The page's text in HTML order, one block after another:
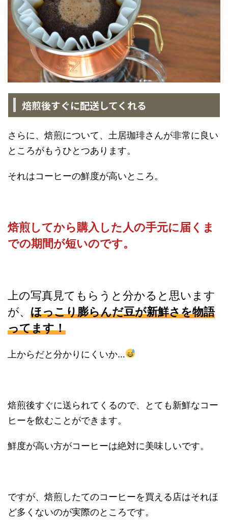
焙煎後すぐに配送してくれる
さらに、焙煎について、土居珈琲さんが非常に良い
ところがもうひとつあります。
それはコーヒーの鮮度が高いところ。
焙煎してから購入した人の手元に届くま
での期間が短いのです。
上の写真見てもらうと分かると思います
が、 ほっこり膨らんだ豆が新鮮さを物語
ってます！
上からだと分かりにくいか…
焙煎後すぐに送られてくるので、とても新鮮なコー
ヒーを飲むことができます。
鮮度が高い方がコーヒーは絶対に美味しいです。
ですが、焙煎したてのコーヒーを買える店はそれほ
ど多くないのが実際のところです。